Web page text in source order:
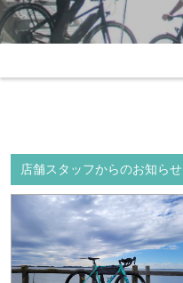
店舗スタッフからのお知らせ